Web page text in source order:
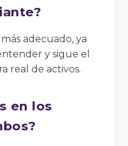
adecuado, ya
y sigue el
real de activos.
en los